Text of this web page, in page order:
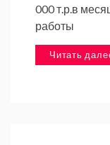
000 т.р.в
работы
Читать